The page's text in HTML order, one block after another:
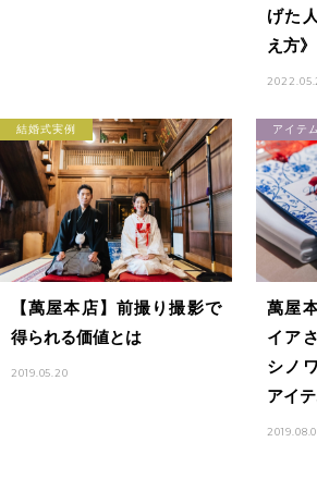
げた
え方》
結婚式実例
【萬屋本店】前撮り撮影で
得られる価値とは
2019.05.20
アイテ
萬屋
イア
シノ
アイ